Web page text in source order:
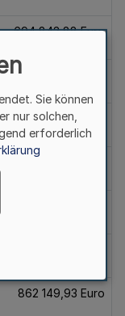
694 843,88 Euro
3 129 415,29 Euro
1 454 455,01 Euro
862 149,93 Euro
Sie können
nur solchen,
erforderlich